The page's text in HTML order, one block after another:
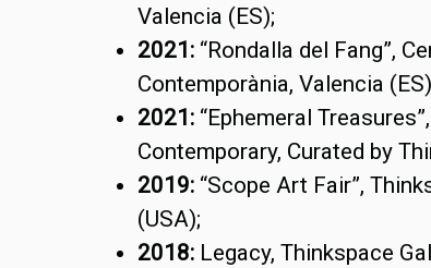
Valencia (ES);
2021: “Rondalla del Fang”,
Contemporània, Valencia
2021: “Ephemeral
Contemporary, Curated by
2019: “Scope Art Fair”,
(USA);
2018: Legacy, Thinkspace